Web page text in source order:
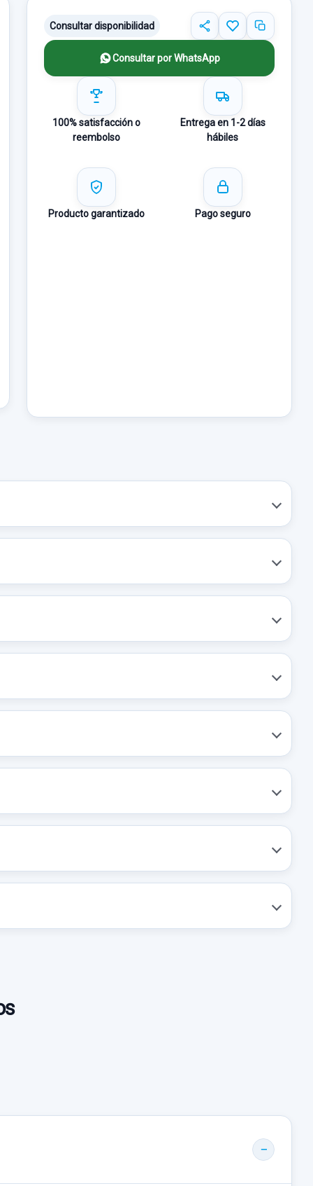
Consultar disponibilidad
Consultar por WhatsApp
100% satisfacción o
reembolso
Entrega en 1-2 días
hábiles
Producto garantizado Pago seguro
OPEL MOKKA / MOKKA X (J13) 1.7 CDTI (_76)